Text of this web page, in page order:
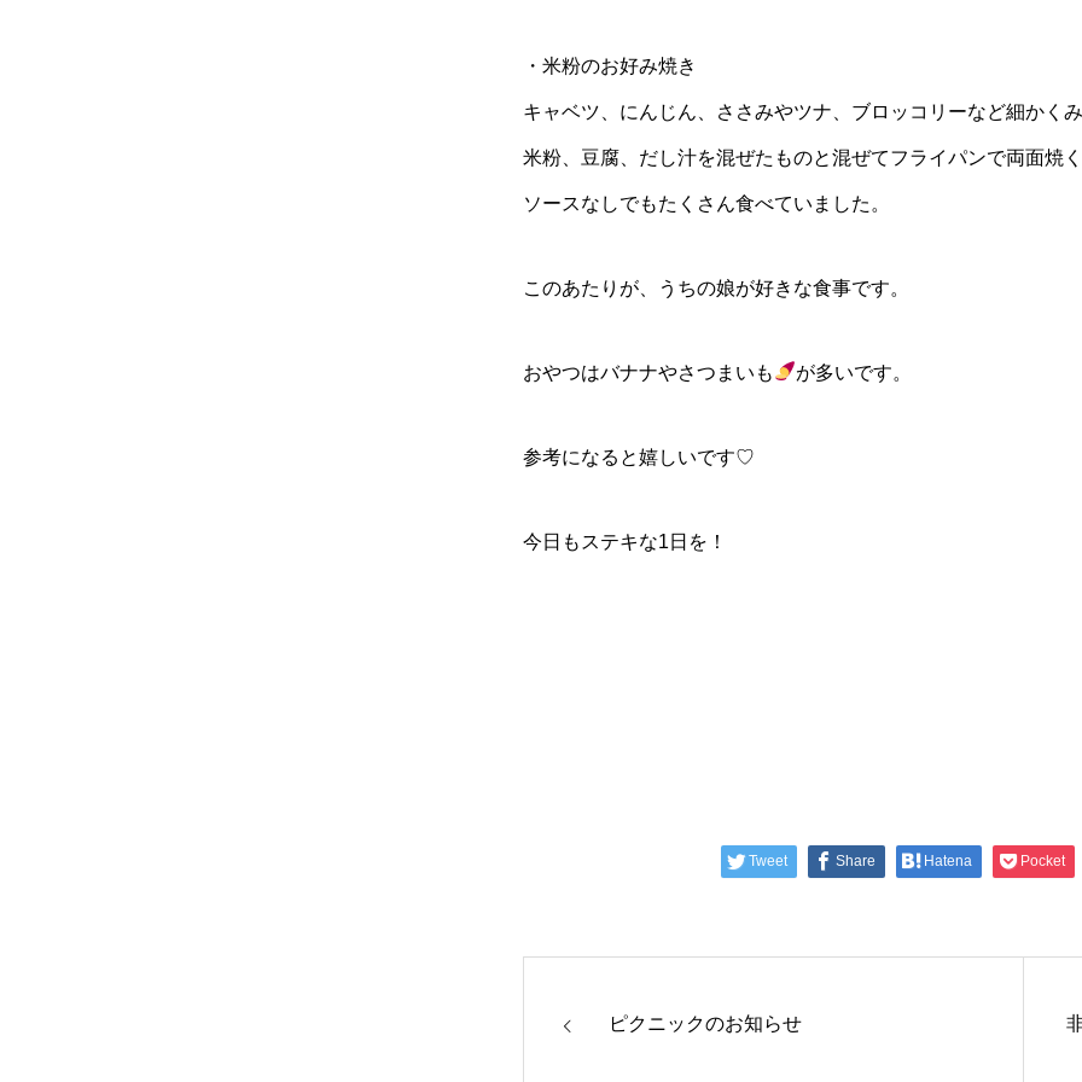
・米粉のお好み焼き
キャベツ、にんじん、ささみやツナ、ブロッコリーなど細かくみ
米粉、豆腐、だし汁を混ぜたものと混ぜてフライパンで両面焼く
ソースなしでもたくさん食べていました。
このあたりが、うちの娘が好きな食事です。
おやつはバナナやさつまいも が多いです。
参考になると嬉しいです♡
今日もステキな1日を！
Tweet Share Hatena Pocket
ピクニックのお知らせ